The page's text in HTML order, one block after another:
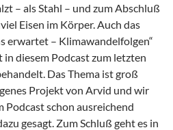
– als Stahl – und zum Abschluß
Eisen im Körper. Auch das
erwartet – Klimawandelfolgen“
diesem Podcast zum letzten
Das Thema ist groß
Projekt von Arvid und wir
Podcast schon ausreichend
gesagt. Zum Schluß geht es in